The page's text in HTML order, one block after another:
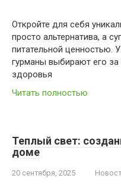
Откройте для себя
просто альтернатива, а
питательной ценностью.
гурманы выбирают его
здоровья
Читать полностью
Теплый свет:
доме
20 сентября, 2025